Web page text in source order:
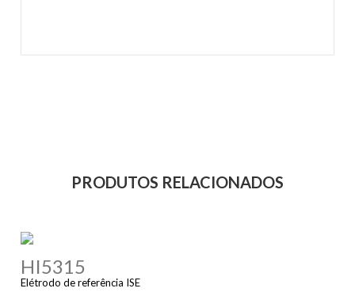
PRODUTOS RELACIONADOS
HI5315
Elétrodo de referência ISE